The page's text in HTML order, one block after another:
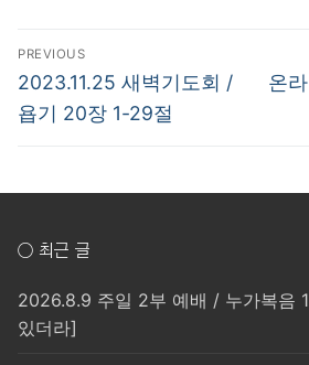
글
탐
색
PREVIOUS
Previous
post:
2023.11.25 새벽기도회 /
욥기 20장 1-29절
Next
온
○ 최근 글
2026.8.9 주일 2부 예배 / 누가복음
있더라]